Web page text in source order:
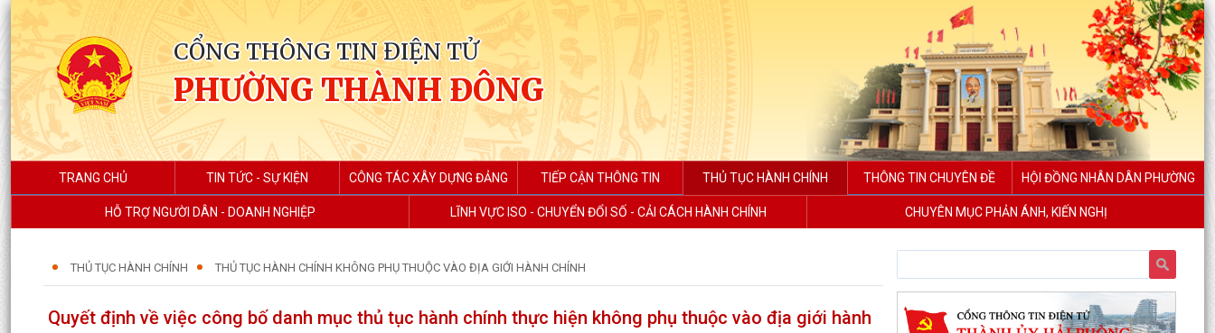
CỔNG THÔNG TIN ĐIỆN TỬ
PHƯỜNG THÀNH ĐÔNG
TRANG CHỦ TIN TỨC - SỰ KIỆN CÔNG TÁC XÂY DỰNG ĐẢNG TIẾP CẬN THÔNG TIN THỦ TỤC HÀNH CHÍNH THÔNG TIN CHUYÊN ĐỀ HỘI ĐỒNG NHÂN DÂN PHƯỜNG
HỖ TRỢ NGƯỜI DÂN - DOANH NGHIỆP LĨNH VỰC ISO - CHUYỂN ĐỔI SỐ - CẢI CÁCH HÀNH CHÍNH CHUYÊN MỤC PHẢN ÁNH, KIẾN NGHỊ
THỦ TỤC HÀNH CHÍNH THỦ TỤC HÀNH CHÍNH KHÔNG PHỤ THUỘC VÀO ĐỊA GIỚI HÀNH CHÍNH
Quyết định về việc công bố danh mục thủ tục hành chính thực hiện không phụ thuộc vào địa giới hành